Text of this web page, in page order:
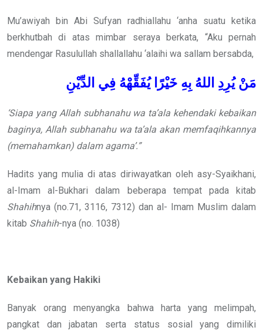
Mu’awiyah bin Abi Sufyan radhiallahu ‘anha suatu ketika
berkhutbah di atas mimbar seraya berkata, “Aku pernah
mendengar Rasulullah shallallahu ‘alaihi wa sallam bersabda,
مَنْ يُرِدِ اللهُ بِهِ خَيْرًا يُفَقِّهْهُ فِي الدِّيْنِ
‘Siapa yang Allah subhanahu wa ta’ala kehendaki kebaikan
baginya, Allah subhanahu wa ta’ala akan memfaqihkannya
(memahamkan) dalam agama’.”
Hadits yang mulia di atas diriwayatkan oleh asy-Syaikhani,
al-Imam al-Bukhari dalam beberapa tempat pada kitab
Shahihnya (no.71, 3116, 7312) dan al- Imam Muslim dalam
kitab Shahih-nya (no. 1038)
Kebaikan yang Hakiki
Banyak orang menyangka bahwa harta yang melimpah,
pangkat dan jabatan serta status sosial yang dimiliki